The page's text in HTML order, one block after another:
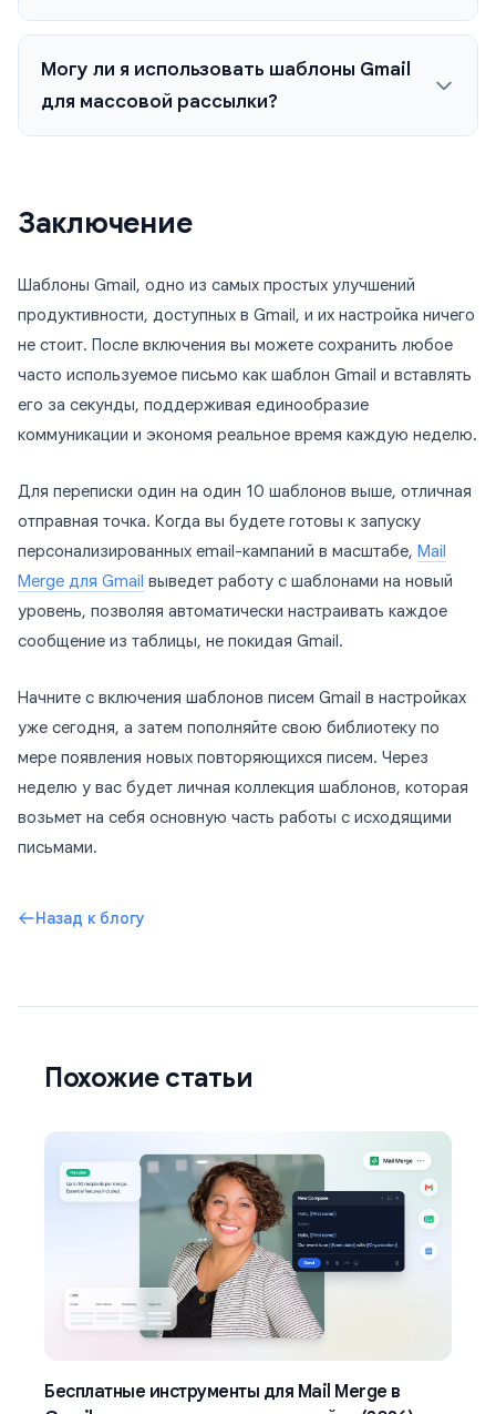
Могу ли я использовать шаблоны Gmail
для массовой рассылки?
Заключение
Шаблоны Gmail, одно из самых простых улучшений
продуктивности, доступных в Gmail, и их настройка ничего
не стоит. После включения вы можете сохранить любое
часто используемое письмо как шаблон Gmail и вставлять
его за секунды, поддерживая единообразие
коммуникации и экономя реальное время каждую неделю.
Для переписки один на один 10 шаблонов выше, отличная
отправная точка. Когда вы будете готовы к запуску
персонализированных email-кампаний в масштабе, Mail
Merge для Gmail выведет работу с шаблонами на новый
уровень, позволяя автоматически настраивать каждое
сообщение из таблицы, не покидая Gmail.
Начните с включения шаблонов писем Gmail в настройках
уже сегодня, а затем пополняйте свою библиотеку по
мере появления новых повторяющихся писем. Через
неделю у вас будет личная коллекция шаблонов, которая
возьмет на себя основную часть работы с исходящими
письмами.
Назад к блогу
Похожие статьи
Бесплатные инструменты для Mail Merge в